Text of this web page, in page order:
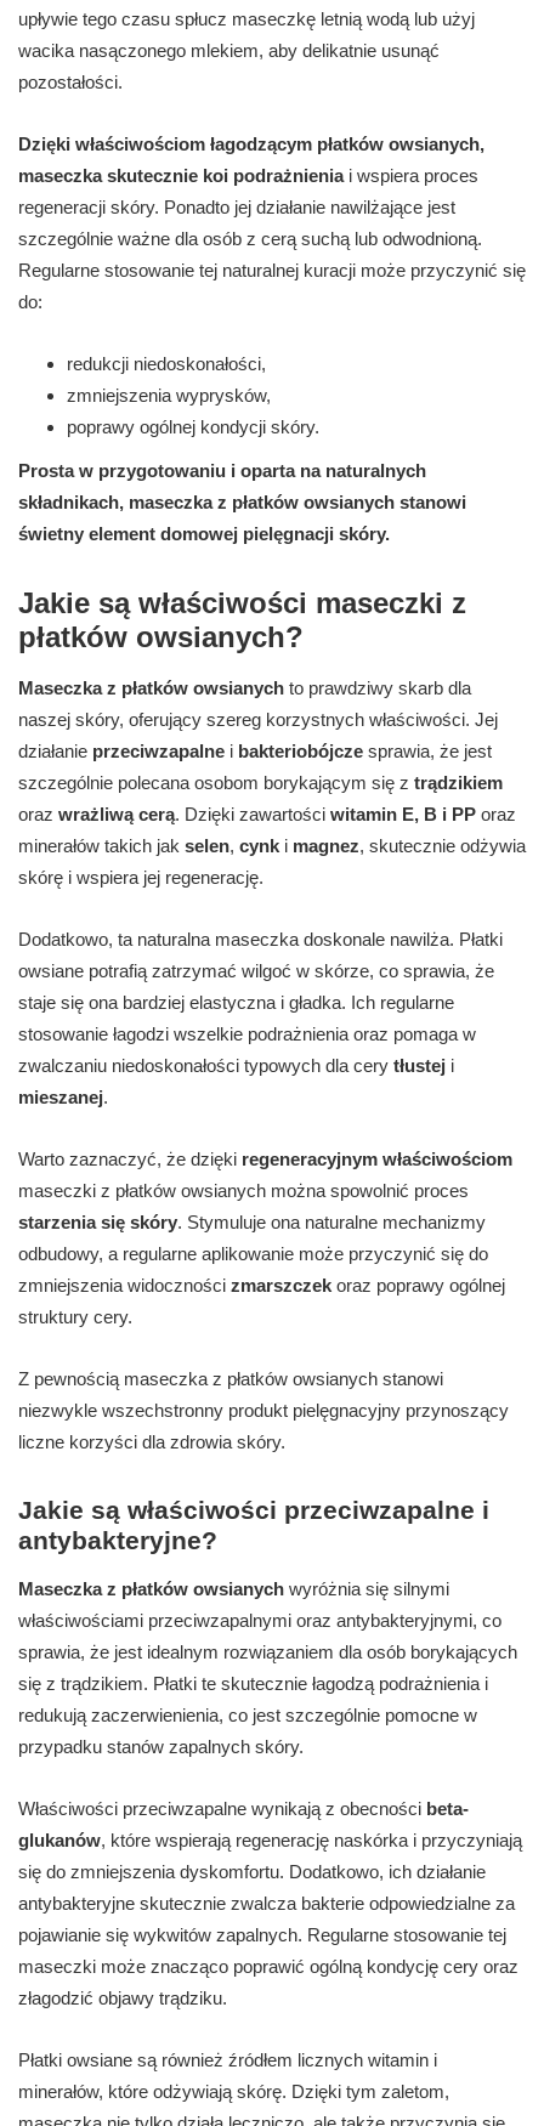
upływie tego czasu spłucz maseczkę letnią wodą lub użyj
wacika nasączonego mlekiem, aby delikatnie usunąć
pozostałości.
Dzięki właściwościom łagodzącym płatków owsianych,
maseczka skutecznie koi podrażnieniai wspiera proces
regeneracji skóry. Ponadto jej działanie nawilżające jest
szczególnie ważne dla osób z cerą suchą lub odwodnioną.
Regularne stosowanie tej naturalnej kuracji może przyczynić się
do:
redukcji niedoskonałości,
zmniejszenia wyprysków,
poprawy ogólnej kondycji skóry.
Prosta w przygotowaniu i oparta na naturalnych
składnikach, maseczka z płatków owsianych stanowi
świetny element domowej pielęgnacji skóry.
Jakie są właściwości maseczki z
płatków owsianych?
Maseczka z płatków owsianych to prawdziwy skarb dla
naszej skóry, oferujący szereg korzystnych właściwości. Jej
działanie przeciwzapalne i bakteriobójcze sprawia, że jest
szczególnie polecana osobom borykającym się z trądzikiem
oraz wrażliwą cerą. Dzięki zawartości witamin E, B i PP oraz
minerałów takich jak selen, cynk i magnez, skutecznie odżywia
skórę i wspiera jej regenerację.
Dodatkowo, ta naturalna maseczka doskonale nawilża. Płatki
owsiane potrafią zatrzymać wilgoć w skórze, co sprawia, że
staje się ona bardziej elastyczna i gładka. Ich regularne
stosowanie łagodzi wszelkie podrażnienia oraz pomaga w
zwalczaniu niedoskonałości typowych dla cery tłustej i
mieszanej.
Warto zaznaczyć, że dzięki regeneracyjnym właściwościom
maseczki z płatków owsianych można spowolnić proces
starzenia się skóry. Stymuluje ona naturalne mechanizmy
odbudowy, a regularne aplikowanie może przyczynić się do
zmniejszenia widoczności zmarszczek oraz poprawy ogólnej
struktury cery.
Z pewnością maseczka z płatków owsianych stanowi
niezwykle wszechstronny produkt pielęgnacyjny przynoszący
liczne korzyści dla zdrowia skóry.
Jakie są właściwości przeciwzapalne i
antybakteryjne?
Maseczka z płatków owsianych wyróżnia się silnymi
właściwościami przeciwzapalnymi oraz antybakteryjnymi, co
sprawia, że jest idealnym rozwiązaniem dla osób borykających
się z trądzikiem. Płatki te skutecznie łagodzą podrażnienia i
redukują zaczerwienienia, co jest szczególnie pomocne w
przypadku stanów zapalnych skóry.
Właściwości przeciwzapalne wynikają z obecności beta-
glukanów, które wspierają regenerację naskórka i przyczyniają
się do zmniejszenia dyskomfortu. Dodatkowo, ich działanie
antybakteryjne skutecznie zwalcza bakterie odpowiedzialne za
pojawianie się wykwitów zapalnych. Regularne stosowanie tej
maseczki może znacząco poprawić ogólną kondycję cery oraz
złagodzić objawy trądziku.
Płatki owsiane są również źródłem licznych witamin i
minerałów, które odżywiają skórę. Dzięki tym zaletom,